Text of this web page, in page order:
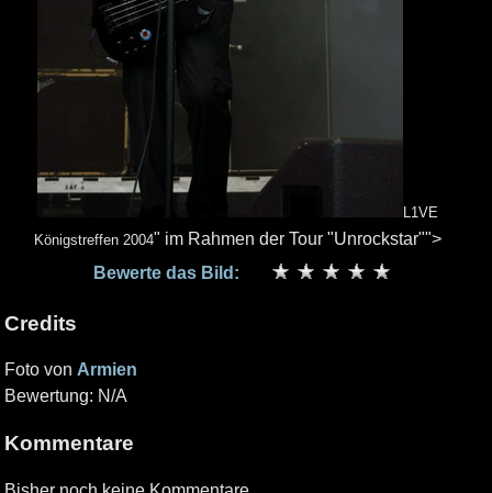
L1VE
Königstreffen 2004" im Rahmen der Tour "Unrockstar"">
Bewerte das Bild:
Credits
Foto von Armien
Bewertung: N/A
Kommentare